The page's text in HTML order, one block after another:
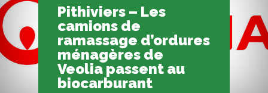
Pithiviers – Les
camions de
ramassage d’ordures
ménagères de
Veolia passent au
biocarburant